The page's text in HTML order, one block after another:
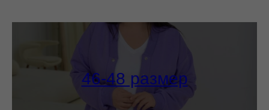
46-48 размер